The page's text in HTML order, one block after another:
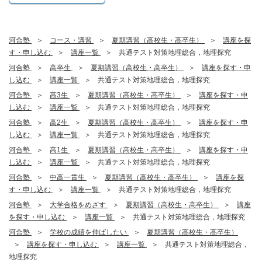
河合塾 コース・講習 夏期講習（高校生・高卒生）
講座を探
す・申し込む
講座一覧
共通テスト対策地理総合，地理探究
河合塾
高卒生 夏期講習（高校生・高卒生）
講座を探す・申
し込む
講座一覧
共通テスト対策地理総合，地理探究
河合塾
高3生 夏期講習（高校生・高卒生）
講座を探す・申
し込む
講座一覧
共通テスト対策地理総合，地理探究
河合塾
高2生 夏期講習（高校生・高卒生）
講座を探す・申
し込む
講座一覧
共通テスト対策地理総合，地理探究
河合塾
高1生 夏期講習（高校生・高卒生）
講座を探す・申
し込む
講座一覧
共通テスト対策地理総合，地理探究
河合塾
中高一貫生 夏期講習（高校生・高卒生）
講座を探
す・申し込む
講座一覧
共通テスト対策地理総合，地理探究
河合塾
大学合格をめざす 夏期講習（高校生・高卒生）
講座
を探す・申し込む
講座一覧
共通テスト対策地理総合，地理探究
河合塾
学校の成績を伸ばしたい
夏期講習（高校生・高卒生）
講座を探す・申し込む
講座一覧
共通テスト対策地理総合，
地理探究